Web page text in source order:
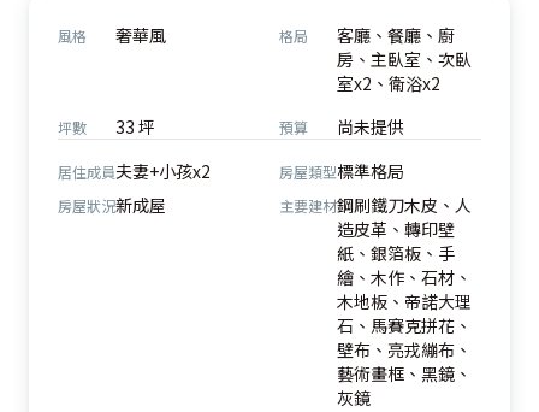
風格 奢華風 格局
客廳、餐廳、廚
房、主臥室、次臥
室x2、衛浴x2
坪數 33 坪 預算 尚未提供
居住成員夫妻+小孩x2 房屋類型標準格局
房屋狀況新成屋 主要建材鋼刷鐵刀木皮、人
造皮革、轉印壁
紙、銀箔板、手
繪、木作、石材、
木地板、帝諾大理
石、馬賽克拼花、
壁布、亮戎繃布、
藝術畫框、黑鏡、
灰鏡